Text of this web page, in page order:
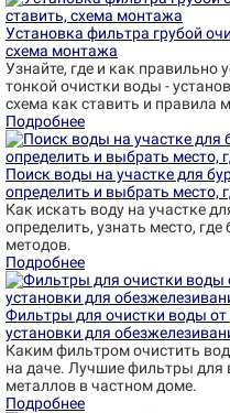
Установка фильтра грубой
схема монтажа
Узнайте, где и как правильно
тонкой очистки воды -
схема как ставить и правила
Подробнее
Поиск воды на участке для
определить и выбрать место,
Как искать воду на участке
определить, узнать место,
методов.
Подробнее
Фильтры для очистки воды
установки для
Каким фильтром очистить
на даче. Лучшие фильтры для
металлов в частном доме.
Подробнее